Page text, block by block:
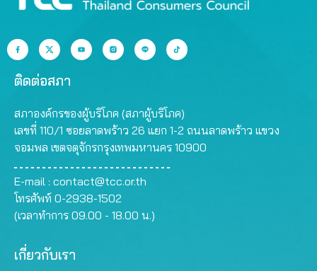
ติดต่อสภา
สภาองค์กรของผู้บริโภค (สภาผู้บริโภค)
เลขที่ 110/1 ซอยลาดพร้าว 26 แยก 1-2 ถนนลาดพร้าว แขวง
จอมพล เขตจตุจักรกรุงเทพมหานคร 10900
E-mail : contact@tcc.or.th
โทรศัพท์ 0-2938-1502
(เวลาทำการ 09.00 - 18.00 น.)
เกี่ยวกับเรา